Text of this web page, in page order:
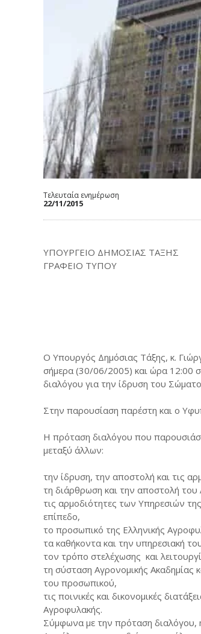
Τελευταία ενημέρωση
22/11/2015
ΥΠΟΥΡΓΕΙΟ ΔΗΜΟΣΙΑΣ ΤΑΞΗΣ
ΓΡΑΦΕΙΟ ΤΥΠΟΥ
Ο Υπουργός Δημόσιας Τάξης, κ.
σήμερα (30/06/2005) και ώρα 12:00
διαλόγου για την ίδρυση του
Στην παρουσίαση παρέστη και ο
Η πρόταση διαλόγου που
μεταξύ άλλων:
την ίδρυση, την αποστολή και τις
τη διάρθρωση και την αποστολή του
τις αρμοδιότητες των Υπηρεσιών
επίπεδο,
το προσωπικό της Ελληνικής
τα καθήκοντα και την υπηρεσιακή
τον τρόπο στελέχωσης και
τη σύσταση Αγρονομικής Ακαδημίας
του προσωπικού,
τις ποινικές και δικονομικές
Αγροφυλακής.
Σύμφωνα με την πρόταση διαλόγου,